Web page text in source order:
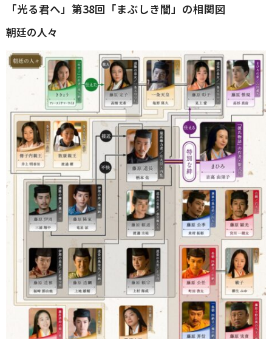
「光る君へ」第38回「まぶしき闇」の相関図
朝廷の人々